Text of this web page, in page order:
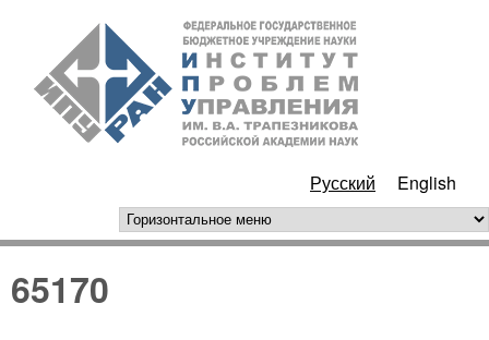
Перейти к основному
содержанию
РАН
Русский English
горизонтальное меню
65170